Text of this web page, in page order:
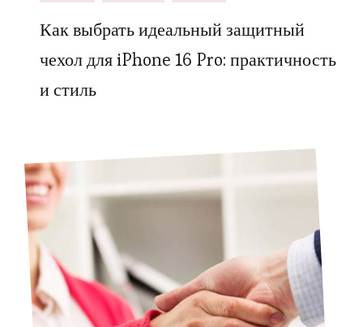
Как выбрать идеальный защитный
чехол для iPhone 16 Pro: практичность
и стиль